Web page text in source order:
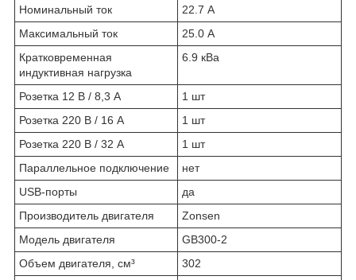
Номинальный ток
22.7 А
Максимальный ток
25.0 А
Кратковременная
индуктивная нагрузка
6.9 кВа
Розетка 12 В / 8,3 А
1 шт
Розетка 220 В / 16 А
1 шт
Розетка 220 В / 32 А
1 шт
Параллельное подключение
нет
USB-порты
да
Производитель двигателя
Zonsen
Модель двигателя
GB300-2
Объем двигателя, см³
302